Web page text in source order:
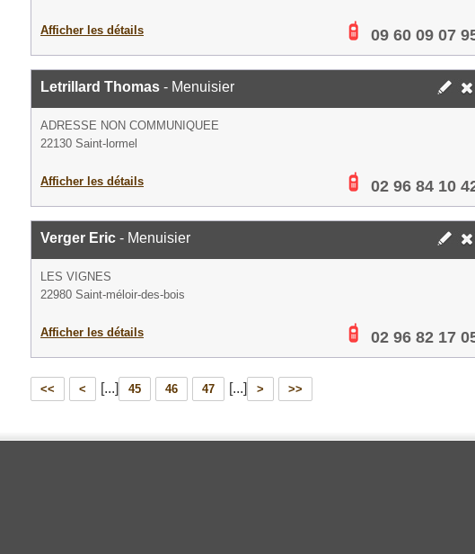
Afficher les détails 09 60 09 07
Letrillard Thomas - Menuisier
ADRESSE NON COMMUNIQUEE
22130 Saint-lormel
Afficher les détails 02 96 84 10
Verger Eric - Menuisier
LES VIGNES
22980 Saint-méloir-des-bois
Afficher les détails 02 96 82 17
<< < [...] 45 46 47 [...] > >>